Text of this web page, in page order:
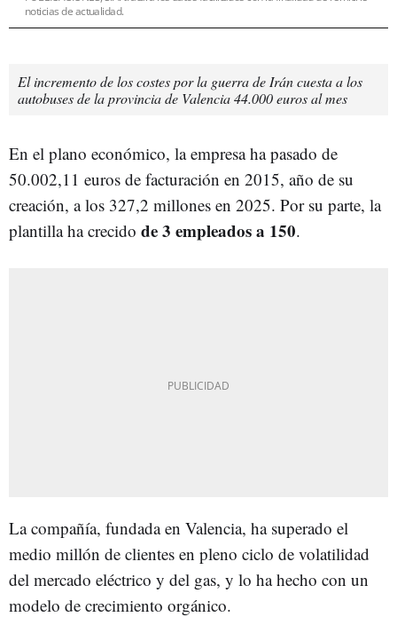
noticias de actualidad.
El incremento de los costes por la guerra de Irán cuesta a los
autobuses de la provincia de Valencia 44.000 euros al mes
En el plano económico, la empresa ha pasado de
50.002,11 euros de facturación en 2015, año de su
creación, a los 327,2 millones en 2025. Por su parte, la
plantilla ha crecido de 3 empleados a 150.
La compañía, fundada en Valencia, ha superado el
medio millón de clientes en pleno ciclo de volatilidad
del mercado eléctrico y del gas, y lo ha hecho con un
modelo de crecimiento orgánico.